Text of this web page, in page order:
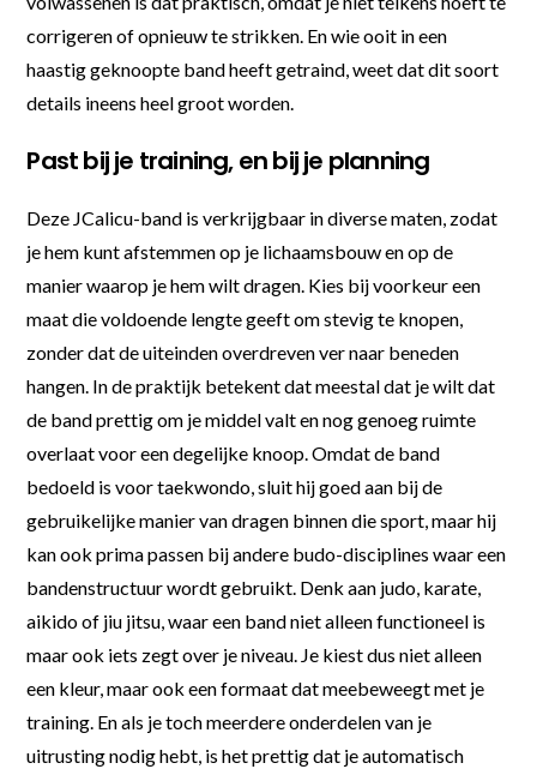
corrigeren of opnieuw te strikken. En wie ooit in een
haastig geknoopte band heeft getraind, weet dat dit soort
details ineens heel groot worden.
Past bij je training, en bij je planning
Deze JCalicu-band is verkrijgbaar in diverse maten, zodat
je hem kunt afstemmen op je lichaamsbouw en op de
manier waarop je hem wilt dragen. Kies bij voorkeur een
maat die voldoende lengte geeft om stevig te knopen,
zonder dat de uiteinden overdreven ver naar beneden
hangen. In de praktijk betekent dat meestal dat je wilt dat
de band prettig om je middel valt en nog genoeg ruimte
overlaat voor een degelijke knoop. Omdat de band
bedoeld is voor taekwondo, sluit hij goed aan bij de
gebruikelijke manier van dragen binnen die sport, maar hij
kan ook prima passen bij andere budo-disciplines waar een
bandenstructuur wordt gebruikt. Denk aan judo, karate,
aikido of jiu jitsu, waar een band niet alleen functioneel is
maar ook iets zegt over je niveau. Je kiest dus niet alleen
een kleur, maar ook een formaat dat meebeweegt met je
training. En als je toch meerdere onderdelen van je
uitrusting nodig hebt, is het prettig dat je automatisch